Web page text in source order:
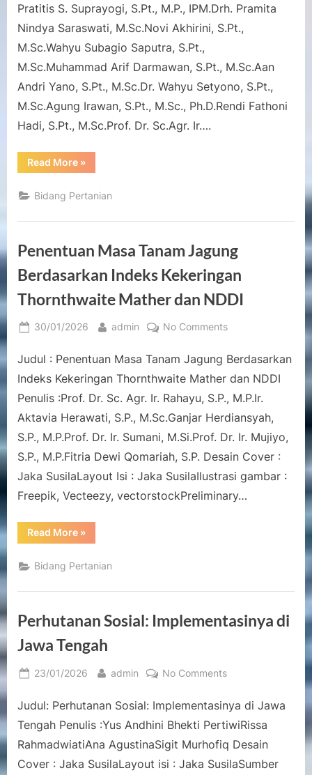
Aditif
Fungsional
Itik
Pedaging
Pratitis S. Suprayogi, S.Pt., M.P., IPM.Drh. Pramita
Nindya Saraswati, M.Sc.Novi Akhirini, S.Pt.,
M.Sc.Wahyu Subagio Saputra, S.Pt.,
M.Sc.Muhammad Arif Darmawan, S.Pt., M.Sc.Aan
Andri Yano, S.Pt., M.Sc.Dr. Wahyu Setyono, S.Pt.,
M.Sc.Agung Irawan, S.Pt., M.Sc., Ph.D.Rendi Fathoni
Hadi, S.Pt., M.Sc.Prof. Dr. Sc.Agr. Ir….
Read More“Infusa
Bawang
sebagai
Aditif
untuk
»
Bidang Pertanian
Penentuan Masa Tanam Jagung
Berdasarkan Indeks Kekeringan
Thornthwaite Mather dan NDDI
Posted
30/01/2026 By
admin No Commentson
Masa
Tanam
Berdasarkan
Indeks
Kekeringan
Thornthwaite
Mather
dan
NDDI
Judul : Penentuan Masa Tanam Jagung Berdasarkan
Indeks Kekeringan Thornthwaite Mather dan NDDI
Penulis :Prof. Dr. Sc. Agr. Ir. Rahayu, S.P., M.P.Ir.
Aktavia Herawati, S.P., M.Sc.Ganjar Herdiansyah,
S.P., M.P.Prof. Dr. Ir. Sumani, M.Si.Prof. Dr. Ir. Mujiyo,
S.P., M.P.Fitria Dewi Qomariah, S.P. Desain Cover :
Jaka SusilaLayout Isi : Jaka SusilaIlustrasi gambar :
Freepik, Vecteezy, vectorstockPreliminary…
Read More“Penentuan
Masa
Jagung
Berdasarkan
Kekeringan
dan
NDDI”
»
Bidang Pertanian
Perhutanan Sosial: Implementasinya di
Jawa Tengah
Posted
23/01/2026 By
admin No Commentson
Sosial:
Implementasinya
Jawa
Tengah
Judul: Perhutanan Sosial: Implementasinya di Jawa
Tengah Penulis :Yus Andhini Bhekti PertiwiRissa
RahmadwiatiAna AgustinaSigit Murhofiq Desain
Cover : Jaka SusilaLayout isi : Jaka SusilaSumber